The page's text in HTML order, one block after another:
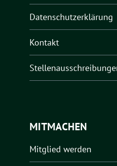
Datenschutzerklärung
Kontakt
MITMACHEN
Mitglied werden